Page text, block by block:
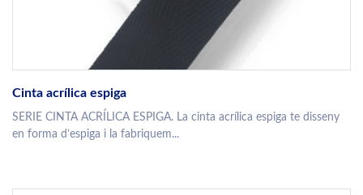
Cinta acrílica espiga
SERIE CINTA ACRÍLICA ESPIGA. La cinta acrílica espiga te disseny
en forma d’espiga i la fabriquem...